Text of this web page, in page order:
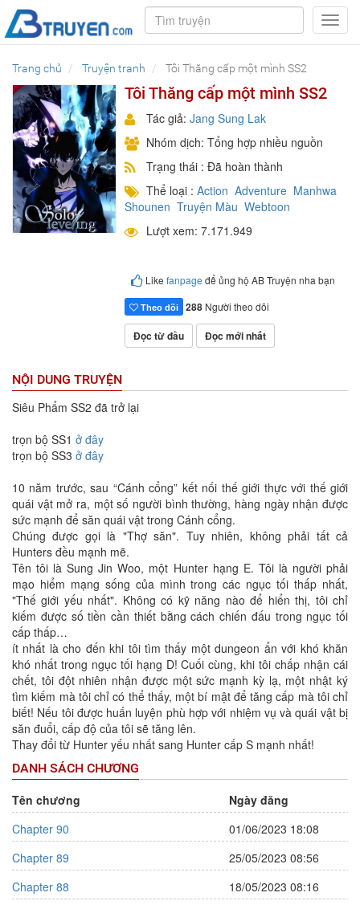
Trang chủ Truyện tranh Tôi Thăng cấp một mình SS2
Tôi Thăng cấp một mình SS2
Tác giả: Jang Sung Lak
Nhóm dịch: Tổng hợp nhiều nguồn
Trạng thái : Đã hoàn thành
Thể loại : Action Adventure Manhwa
Shounen Truyện Màu Webtoon
Lượt xem: 7.171.949
Like fanpage để ủng hộ AB Truyện nha bạn
Theo dõi 288 Người theo dõi
Đọc từ đầu Đọc mới nhất
NỘI DUNG TRUYỆN
Siêu Phẩm SS2 đã trở lại
trọn bộ SS1 ở đây
trọn bộ SS3 ở đây
10 năm trước, sau “Cánh cổng” kết nối thế giới thực với thế giới
quái vật mở ra, một số người bình thường, hàng ngày nhận được
sức mạnh để săn quái vật trong Cánh cổng.
Chúng được gọi là "Thợ săn". Tuy nhiên, không phải tất cả
Hunters đều mạnh mẽ.
Tên tôi là Sung Jin Woo, một Hunter hạng E. Tôi là người phải
mạo hiểm mạng sống của mình trong các ngục tối thấp nhất,
"Thế giới yếu nhất". Không có kỹ năng nào để hiển thị, tôi chỉ
kiếm được số tiền cần thiết bằng cách chiến đấu trong ngục tối
cấp thấp…
ít nhất là cho đến khi tôi tìm thấy một dungeon ẩn với khó khăn
khó nhất trong ngục tối hạng D! Cuối cùng, khi tôi chấp nhận cái
chết, tôi đột nhiên nhận được một sức mạnh kỳ lạ, một nhật ký
tìm kiếm mà tôi chỉ có thể thấy, một bí mật để tăng cấp mà tôi chỉ
biết! Nếu tôi được huấn luyện phù hợp với nhiệm vụ và quái vật bị
săn đuổi, cấp độ của tôi sẽ tăng lên.
Thay đổi từ Hunter yếu nhất sang Hunter cấp S mạnh nhất!
DANH SÁCH CHƯƠNG
Tên chương
Ngày đăng
Chapter 90
01/06/2023 18:08
Chapter 89
25/05/2023 08:56
Chapter 88
18/05/2023 08:16